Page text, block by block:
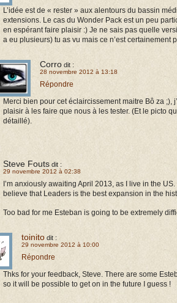
L’idée est de « rester » aux alentours du bassin
extensions. Le cas du Wonder Pack est un peu
en espérant faire plaisir :) Je ne sais pas quelle
a eu plusieurs) tu as vu mais ce n’est
Corro dit :
28 novembre 2012 à 13:18
Merci bien pour cet éclaircissement maitre Bô za ;),
plaisir à les faire que nous à les tester. (Et le picto
détaillé).
Répondre
Steve Fouts dit :
29 novembre 2012 à 02:38
I’m anxiously awaiting April 2013, as I live in the
believe that Leaders is the best expansion in the
Too bad for me Esteban is going to be extremely
toinito dit :
29 novembre 2012 à 10:00
Thks for your feedback, Steve. There are some
so it will be possible to get on in the future I guess !
Répondre